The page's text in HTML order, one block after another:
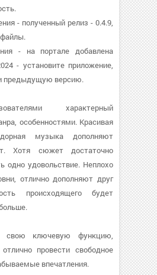
- полученный релиз - 0.4.9,
- на портале добавлена
- установите приложение,
предыдущую версию.
характерный
особенностями. Красивая
музыка дополняют
Хотя сюжет достаточно
одно удовольствие. Неплохо
отлично дополняют друг
происходящего будет
свою ключевую функцию,
провести свободное
впечатления.